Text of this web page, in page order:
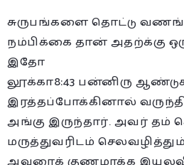
சுருபங்களை தொட்டு
நம்பிக்கை தான் அதற்க்கு ஒரு
இதோ
லூக்கா8:43 பன்னிரு
இரத்தப்போக்கினால்
அங்கு இருந்தார். அவர் தம்
மருத்துவரிடம்